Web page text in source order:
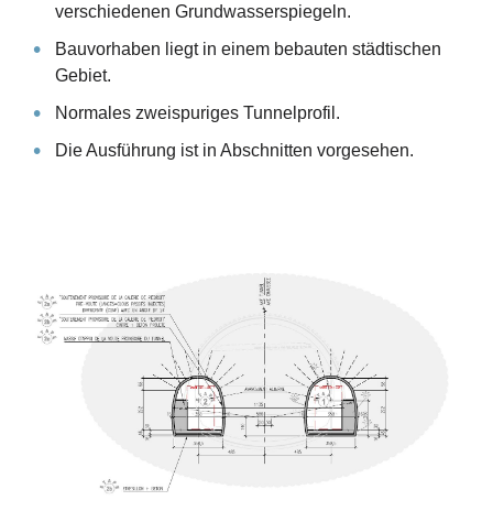
verschiedenen Grundwasserspiegeln.
Bauvorhaben liegt in einem bebauten städtischen
Gebiet.
Normales zweispuriges Tunnelprofil.
Die Ausführung ist in Abschnitten vorgesehen.